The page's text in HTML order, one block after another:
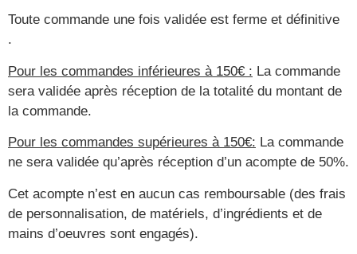
Toute commande une fois validée est ferme et définitive
.
Pour les commandes inférieures à 150€ : La commande
sera validée après réception de la totalité du montant de
la commande.
Pour les commandes supérieures à 150€: La commande
ne sera validée qu’après réception d’un acompte de 50%.
Cet acompte n’est en aucun cas remboursable (des frais
de personnalisation, de matériels, d’ingrédients et de
mains d’oeuvres sont engagés).